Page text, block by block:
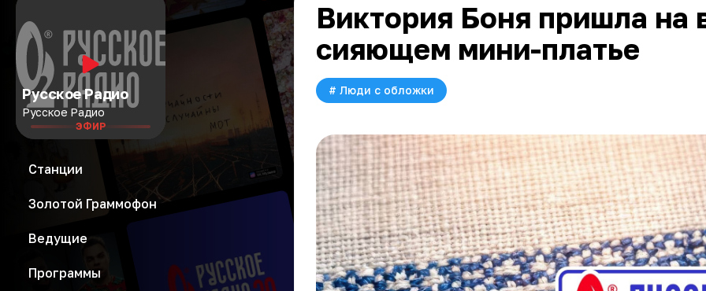
Русское Радио
Русское Радио
ЭФИР
Станции
Золотой Граммофон
Ведущие
Программы
Виктория Боня пришла на
сияющем мини-платье
# Люди с обложки